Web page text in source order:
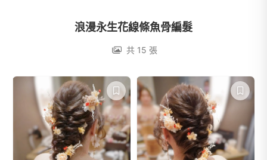
浪漫永生花線條魚骨編髮
共 15 張